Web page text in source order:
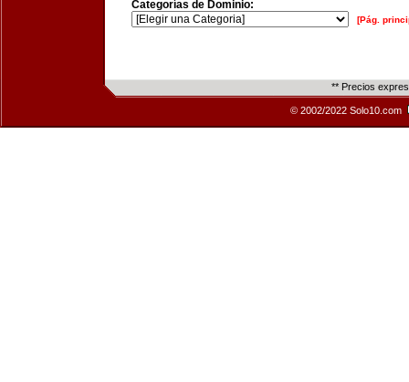
Categorías de Dominio:
[Pág.
** Precios
© 2002/2022 Solo10.com